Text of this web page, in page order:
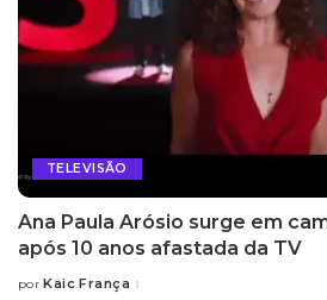
TELEVISÃO
Ana Paula Arósio surge em
após 10 anos afastada da TV
Posted
por Kaic França